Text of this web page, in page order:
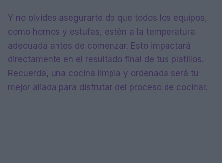
Y no olvides asegurarte de que todos los equipos,
como hornos y estufas, estén a la temperatura
adecuada antes de comenzar. Esto impactará
directamente en el resultado final de tus platillos.
Recuerda, una cocina limpia y ordenada será tu
mejor aliada para disfrutar del proceso de cocinar.